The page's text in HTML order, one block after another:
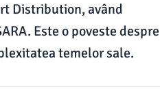
Distribution, având
Este o poveste despre
temelor sale.